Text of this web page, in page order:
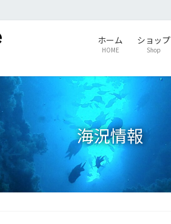
ホーム
HOME
ショップ
Shop
海況情報